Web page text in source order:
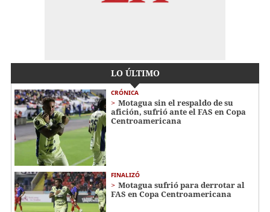
LO ÚLTIMO
CRÓNICA
Motagua sin el respaldo de su
afición, sufrió ante el FAS en Copa
Centroamericana
FINALIZÓ
Motagua sufrió para derrotar al
FAS en Copa Centroamericana